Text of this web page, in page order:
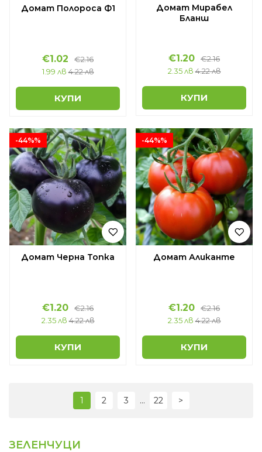
ЗЕЛЕНЧУЦИ
Домат Полороса Ф1
€1.02
€2.16
1.99 лв 4.22 лв
КУПИ
Домат Мирабел
Бланш
€1.20
€2.16
2.35 лв 4.22 лв
КУПИ
-44%%
Домат Черна Топка
€1.20
€2.16
2.35 лв 4.22 лв
КУПИ
-44%%
Домат Аликанте
€1.20
€2.16
2.35 лв 4.22 лв
КУПИ
1 2 3 ... 22 >